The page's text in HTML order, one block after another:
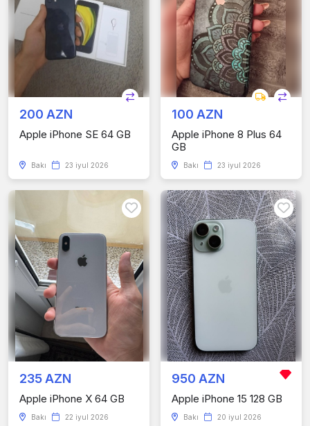
200 AZN
Apple iPhone SE 64 GB
Bakı 23 iyul 2026
100 AZN
Apple iPhone 8 Plus 64
GB
Bakı 23 iyul 2026
235 AZN
Apple iPhone X 64 GB
Bakı 22 iyul 2026
950 AZN
Apple iPhone 15 128 GB
Bakı 20 iyul 2026